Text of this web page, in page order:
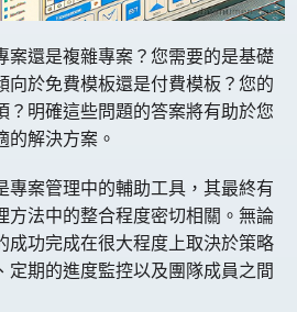
案還是複雜專案？您需要的是基礎
向於免費模板還是付費模板？您的
？明確這些問題的答案將有助於您
的解決方案。
專案管理中的輔助工具，其最終有
方法中的整合程度密切相關。無論
成功完成在很大程度上取決於策略
定期的進度監控以及團隊成員之間